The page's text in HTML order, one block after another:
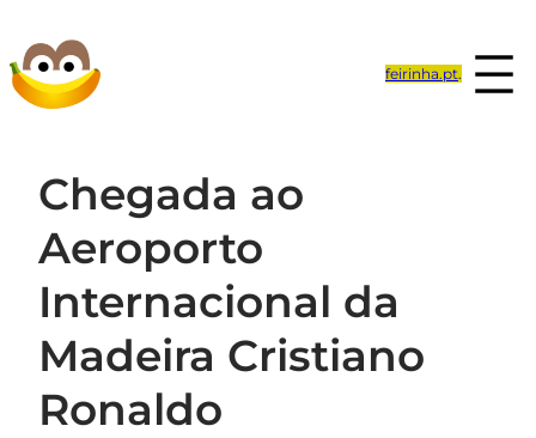
para
o
feirinha.pt.
Chegada ao
Aeroporto
Internacional da
Madeira Cristiano
Ronaldo